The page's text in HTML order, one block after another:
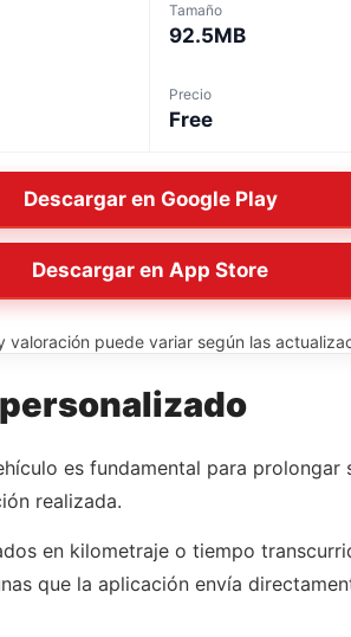
Tamaño
92.5MB
Precio
Free
Descargar en Google Play
Descargar en App Store
valoración puede variar según las
es fundamental para
realizada.
en kilometraje o tiempo
que la aplicación envía